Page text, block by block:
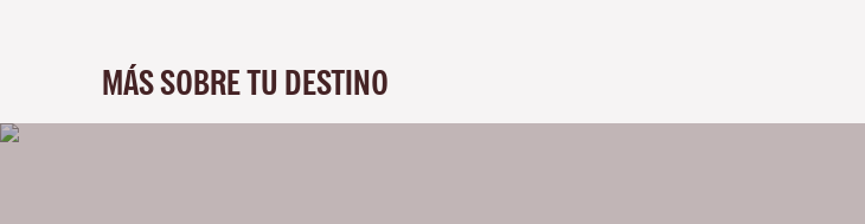
MÁS SOBRE TU DESTINO